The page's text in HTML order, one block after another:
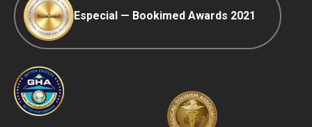
Especial — Bookimed Awards 2021